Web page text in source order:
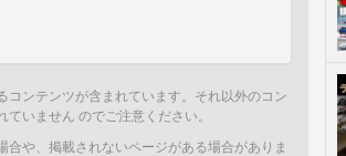
ンテンツが含まれています。それ以外のコン
いません のでご注意ください。
や、掲載されないページがある場合がありま